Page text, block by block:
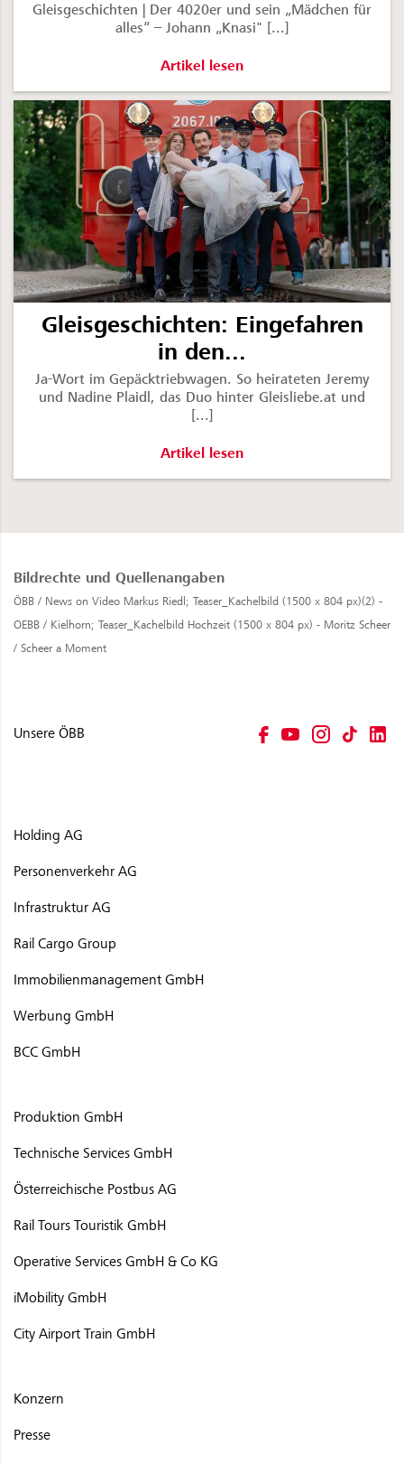
Gleisgeschichten | Der 4020er und sein „Mädchen für
alles“ – Johann „Knasi" [...]
Zwei Legenden gehen in Pension -
Artikel lesen
Gleisgeschichten: Eingefahren
in den...
Ja-Wort im Gepäcktriebwagen. So heirateten Jeremy
und Nadine Plaidl, das Duo hinter Gleisliebe.at und
[...]
Gleisgeschichten: Eingefahren in
Artikel lesen
Bildrechte und Quellenangaben
ÖBB / News on Video Markus Riedl; Teaser_Kachelbild (1500 x 804 px)(2) -
OEBB / Kielhorn; Teaser_Kachelbild Hochzeit (1500 x 804 px) - Moritz Scheer
/ Scheer a Moment
Unsere ÖBB
Holding AG
Personenverkehr AG
Infrastruktur AG
Rail Cargo Group
Immobilienmanagement GmbH
Werbung GmbH
BCC GmbH
Produktion GmbH
Technische Services GmbH
Österreichische Postbus AG
Rail Tours Touristik GmbH
Operative Services GmbH & Co KG
iMobility GmbH
City Airport Train GmbH
Konzern
Presse